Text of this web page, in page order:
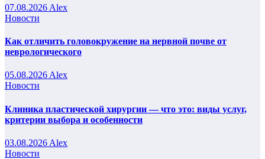
07.08.2026 Alex
Новости
Как отличить головокружение на нервной почве от
неврологического
05.08.2026 Alex
Новости
Клиника пластической хирургии — что это: виды услуг,
критерии выбора и особенности
03.08.2026 Alex
Новости